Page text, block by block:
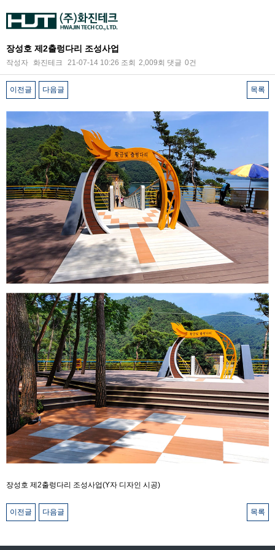
장성호 제2출렁다리 조성사업
작성자 화진테크 21-07-14 10:26 조회 2,009회 댓글 0건
이전글 다음글 목록
장성호 제2출렁다리 조성사업(Y자 디자인 시공)
이전글 다음글 목록